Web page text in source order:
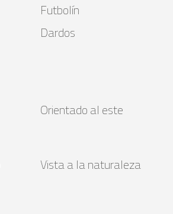
Futbolín
Dardos
Orientado al este
Vista a la naturaleza